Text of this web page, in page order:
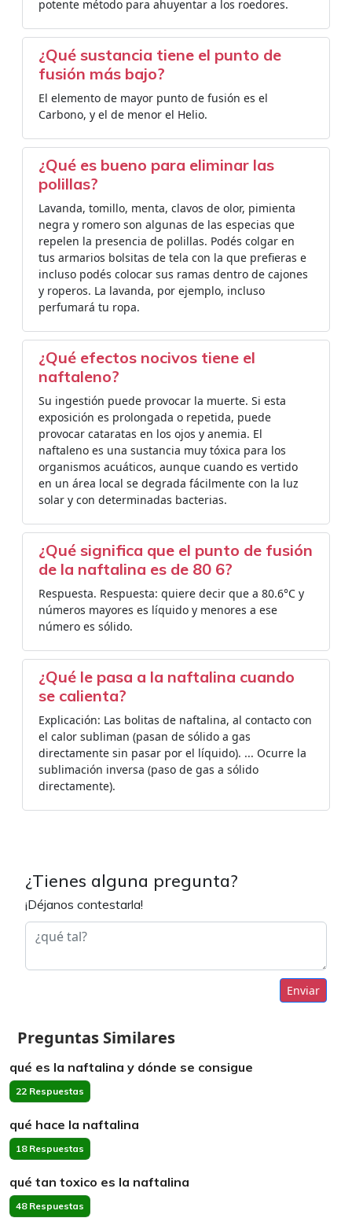
potente método para ahuyentar a los roedores.
¿Qué sustancia tiene el punto de
fusión más bajo?
El elemento de mayor punto de fusión es el
Carbono, y el de menor el Helio.
¿Qué es bueno para eliminar las
polillas?
Lavanda, tomillo, menta, clavos de olor, pimienta
negra y romero son algunas de las especias que
repelen la presencia de polillas. Podés colgar en
tus armarios bolsitas de tela con la que prefieras e
incluso podés colocar sus ramas dentro de cajones
y roperos. La lavanda, por ejemplo, incluso
perfumará tu ropa.
¿Qué efectos nocivos tiene el
naftaleno?
Su ingestión puede provocar la muerte. Si esta
exposición es prolongada o repetida, puede
provocar cataratas en los ojos y anemia. El
naftaleno es una sustancia muy tóxica para los
organismos acuáticos, aunque cuando es vertido
en un área local se degrada fácilmente con la luz
solar y con determinadas bacterias.
¿Qué significa que el punto de fusión
de la naftalina es de 80 6?
Respuesta. Respuesta: quiere decir que a 80.6°C y
números mayores es líquido y menores a ese
número es sólido.
¿Qué le pasa a la naftalina cuando
se calienta?
Explicación: Las bolitas de naftalina, al contacto con
el calor subliman (pasan de sólido a gas
directamente sin pasar por el líquido). ... Ocurre la
sublimación inversa (paso de gas a sólido
directamente).
¿Tienes alguna pregunta?
¡Déjanos contestarla!
Enviar
Preguntas Similares
qué es la naftalina y dónde se consigue
22 Respuestas
qué hace la naftalina
18 Respuestas
qué tan toxico es la naftalina
48 Respuestas